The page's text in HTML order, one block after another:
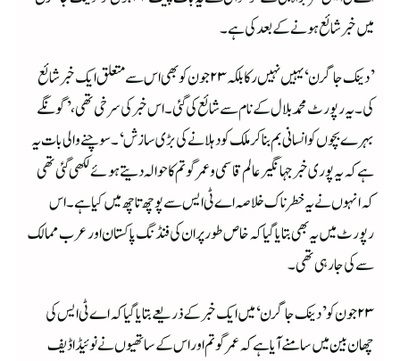
میں خبر شائع ہونے کے بعد کی ہے۔
’دینک جاگرن‘ یہیں نہیں رکا بلکہ ۲۳ جون کو بھی اس سے متعلق ایک خبر شائع
کی۔ یہ رپورٹ محمد بلال کے نام سے شائع کی گئی۔ اس خبر کی سرخی تھی، ’گونگے
بہرے بچوں کو انسانی بم بنا کر ملک کو دہلانے کی بڑی سازش‘۔ سوچنے والی بات یہ
ہے کہ یہ پوری خبر جہانگیر عالم قاسمی وعمر گوتم کا حوالہ دیتے ہوئے لکھی گئی تھی
کہ انہوں نے یہ خطرناک خلاصہ اے ٹی ایس سے پوچھ تاچھ میں کیا ہے۔ اس
رپورٹ میں یہ بھی بتایا گیا کہ خاص طور پر ان کی فنڈنگ پاکستان اور عرب ممالک
سے کی جارہی تھی۔
۲۳ جون کو ’دینک جاگرن‘ میں ایک خبر کے ذریعے بتایا گیا کہ اے ٹی ایس کی
چھان بین میں سامنے آیا ہے کہ عمر گوتم اور اس کے ساتھیوں نے نوئیڈا ڈیف